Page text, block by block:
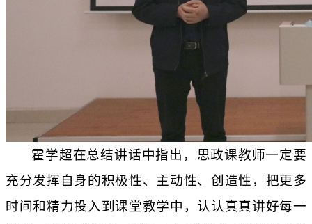
霍学超在总结讲话中指出，思政课教师一定要
充分发挥自身的积极性、主动性、创造性，把更多
时间和精力投入到课堂教学中，认认真真讲好每一